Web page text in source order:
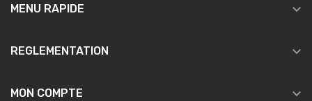
MENU RAPIDE 
REGLEMENTATION 
MON COMPTE 